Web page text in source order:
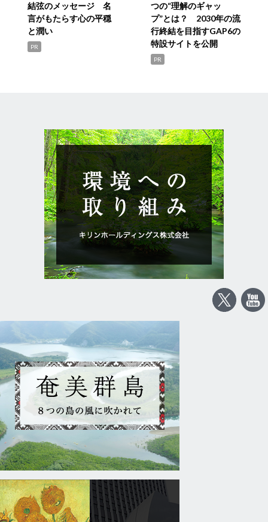
結弦のメッセージ 名
言がもたらす心の平穏
と潤い
PR
つの“理解のギャッ
プ”とは？ 2030年の流
行終結を目指すGAP6の
特設サイトを公開
PR